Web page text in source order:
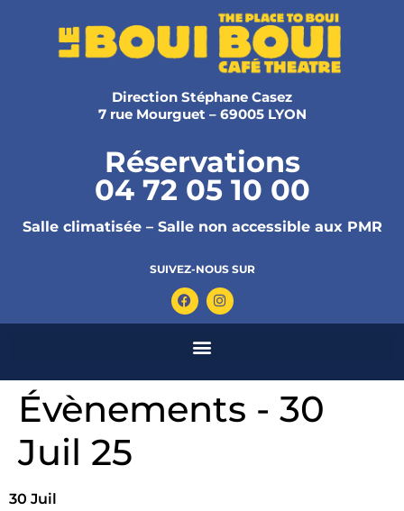
Direction Stéphane Casez
7 rue Mourguet – 69005 LYON
Réservations
04 72 05 10 00
Salle climatisée – Salle non accessible aux PMR
SUIVEZ-NOUS SUR
Évènements - 30
Juil 25
30 Juil